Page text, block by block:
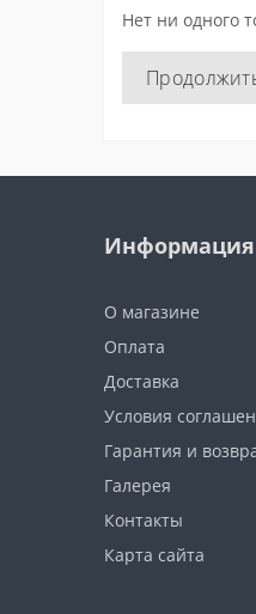
Нет ни одного
Информация
О магазине
Оплата
Доставка
Условия
Гарантия и
Галерея
Контакты
Карта сайта